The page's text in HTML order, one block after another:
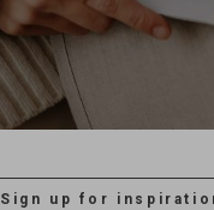
Sign up for